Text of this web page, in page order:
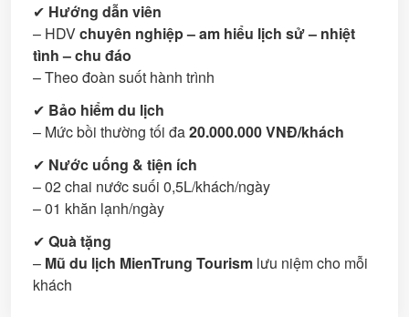
✔ Hướng dẫn viên
– HDVchuyên nghiệp – am hiểu lịch sử – nhiệt
tình – chu đáo
– Theo đoàn suốt hành trình
✔ Bảo hiểm du lịch
– Mức bồi thường tối đa20.000.000 VNĐ/khách
✔ Nước uống & tiện ích
– 02 chai nước suối 0,5L/khách/ngày
– 01 khăn lạnh/ngày
✔ Quà tặng
– Mũ du lịch MienTrung Tourism lưu niệm cho mỗi
khách